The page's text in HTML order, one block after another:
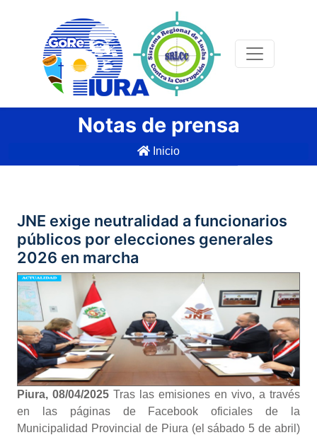
Notas de prensa
Inicio
JNE exige neutralidad a funcionarios
públicos por elecciones generales
2026 en marcha
Piura, 08/04/2025 Tras las emisiones en vivo, a través
en las páginas de Facebook oficiales de la
Municipalidad Provincial de Piura (el sábado 5 de abril)